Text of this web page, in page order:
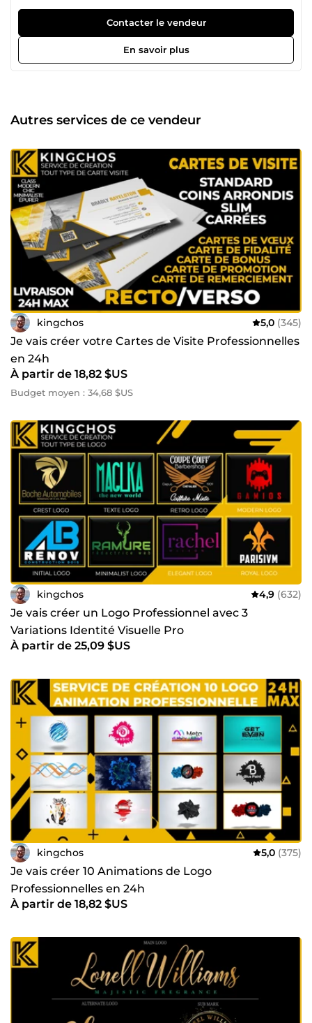
logo, identité visuelle, cartes de visites, flyers, charte
graphique, présentation Power Point..) Je met à votre
disposition mon expérience et mon expertise dans la
conception de supports de communication print &amp;
web impactant.
Contacter le vendeur
En savoir plus
Autres services de ce vendeur
kingchos 5,0 (345)
Je vais créer votre Cartes de Visite Professionnelles
en 24h
À partir de 18,82 $US
Budget moyen : 34,68 $US
kingchos 4,9 (632)
Je vais créer un Logo Professionnel avec 3
Variations Identité Visuelle Pro
À partir de 25,09 $US
kingchos 5,0 (375)
Je vais créer 10 Animations de Logo
Professionnelles en 24h
À partir de 18,82 $US